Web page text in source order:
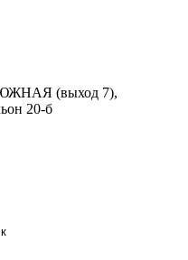
ЮЖНАЯ (выход 7),
20-б